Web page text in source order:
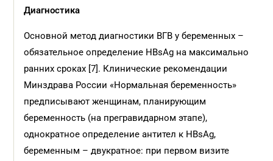
Диагностика
Основной метод диагностики ВГВ у беременных –
обязательное определение HBsAg на максимально
ранних сроках [7]. Клинические рекомендации
Минздрава России «Нормальная беременность»
предписывают женщинам, планирующим
беременность (на прегравидарном этапе),
однократное определение антител к HBsAg,
беременным – двукратное: при первом визите